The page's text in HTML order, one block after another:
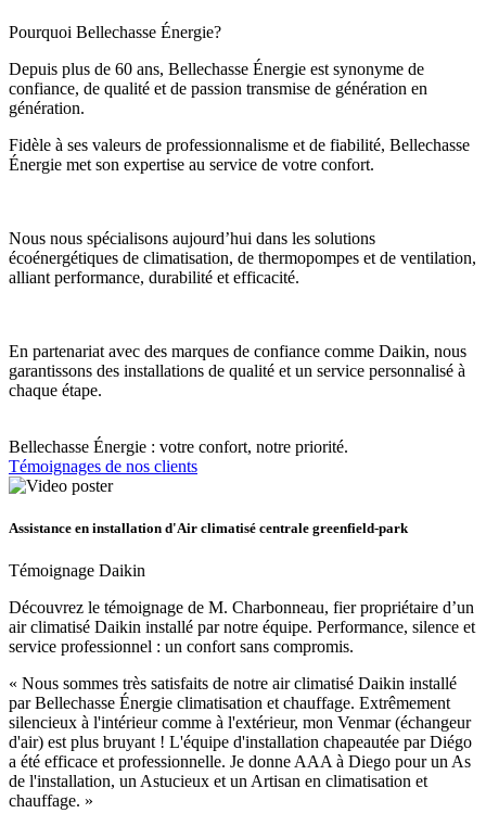
Pourquoi Bellechasse Énergie?
Depuis plus de 60 ans, Bellechasse Énergie est synonyme de
confiance, de qualité et de passion transmise de génération en
génération.
Fidèle à ses valeurs de professionnalisme et de fiabilité, Bellechasse
Énergie met son expertise au service de votre confort.
Nous nous spécialisons aujourd’hui dans les solutions
écoénergétiques de climatisation, de thermopompes et de ventilation,
alliant performance, durabilité et efficacité.
En partenariat avec des marques de confiance comme Daikin, nous
garantissons des installations de qualité et un service personnalisé à
chaque étape.
Bellechasse Énergie : votre confort, notre priorité.
Témoignages de nos clients
Assistance en installation d'Air climatisé centrale greenfield-park
Témoignage Daikin
Découvrez le témoignage de M. Charbonneau, fier propriétaire d’un
air climatisé Daikin installé par notre équipe. Performance, silence et
service professionnel : un confort sans compromis.
« Nous sommes très satisfaits de notre air climatisé Daikin installé
par Bellechasse Énergie climatisation et chauffage. Extrêmement
silencieux à l'intérieur comme à l'extérieur, mon Venmar (échangeur
d'air) est plus bruyant ! L'équipe d'installation chapeautée par Diégo
a été efficace et professionnelle. Je donne AAA à Diego pour un As
de l'installation, un Astucieux et un Artisan en climatisation et
chauffage. »